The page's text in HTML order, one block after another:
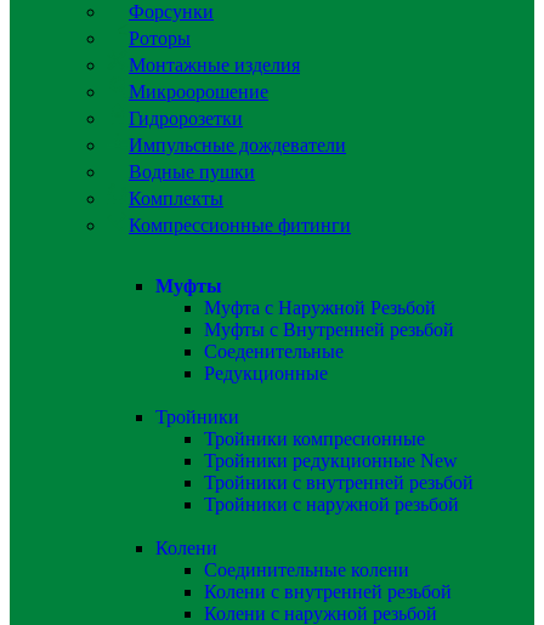
Форсунки
Роторы
Монтажные изделия
Микроорошение
Гидророзетки
Импульсные дождеватели
Водные пушки
Комплекты
Компрессионные фитинги
Муфты
Муфта с Наружной Резьбой
Муфты с Внутренней резьбой
Соеденительные
Редукционные
Тройники
Тройники компресионные
Тройники редукционные New
Тройники с внутренней резьбой
Тройники с наружной резьбой
Колени
Соединительные колени
Колени с внутренней резьбой
Колени с наружной резьбой